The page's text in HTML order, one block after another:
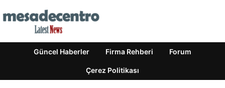
Güncel Haberler Firma Rehberi Forum
Çerez Politikası